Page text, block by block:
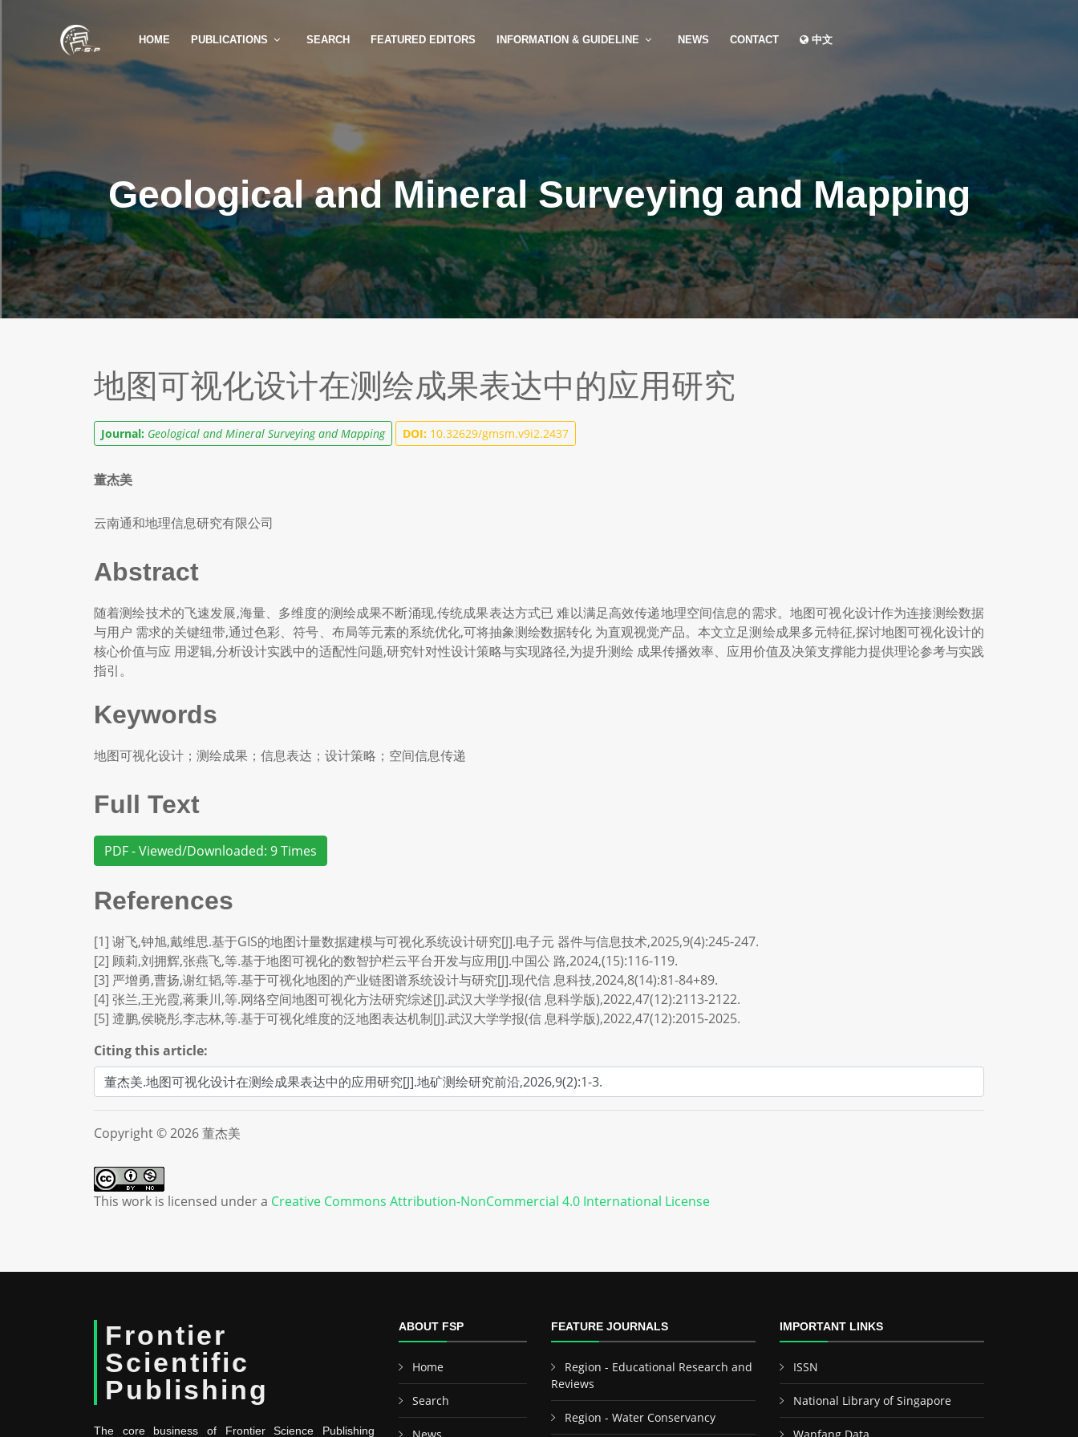
HOME PUBLICATIONS SEARCH FEATURED EDITORS INFORMATION & GUIDELINE NEWS CONTACT 中文
Geological and Mineral Surveying and Mapping
地图可视化设计在测绘成果表达中的应用研究
Journal: Geological and Mineral Surveying and Mapping DOI: 10.32629/gmsm.v9i2.2437
董杰美
云南通和地理信息研究有限公司
Abstract
随着测绘技术的飞速发展,海量、多维度的测绘成果不断涌现,传统成果表达方式已 难以满足高效传递地理空间信息的需求。地图可视化设计作为连接测绘数据
与用户 需求的关键纽带,通过色彩、符号、布局等元素的系统优化,可将抽象测绘数据转化 为直观视觉产品。本文立足测绘成果多元特征,探讨地图可视化设计的
核心价值与应 用逻辑,分析设计实践中的适配性问题,研究针对性设计策略与实现路径,为提升测绘 成果传播效率、应用价值及决策支撑能力提供理论参考与实践
指引。
Keywords
地图可视化设计；测绘成果；信息表达；设计策略；空间信息传递
Full Text
PDF - Viewed/Downloaded: 9 Times
References
[1] 谢飞,钟旭,戴维思.基于GIS的地图计量数据建模与可视化系统设计研究[J].电子元 器件与信息技术,2025,9(4):245-247.
[2] 顾莉,刘拥辉,张燕飞,等.基于地图可视化的数智护栏云平台开发与应用[J].中国公 路,2024,(15):116-119.
[3] 严增勇,曹扬,谢红韬,等.基于可视化地图的产业链图谱系统设计与研究[J].现代信 息科技,2024,8(14):81-84+89.
[4] 张兰,王光霞,蒋秉川,等.网络空间地图可视化方法研究综述[J].武汉大学学报(信 息科学版),2022,47(12):2113-2122.
[5] 遆鹏,侯晓彤,李志林,等.基于可视化维度的泛地图表达机制[J].武汉大学学报(信 息科学版),2022,47(12):2015-2025.
Citing this article:
Copyright © 2026 董杰美
This work is licensed under a Creative Commons Attribution-NonCommercial 4.0 International License
Frontier
Scientific
Publishing
The core business of Frontier Science Publishing
ABOUT FSP
Home
Search
FEATURE JOURNALS
Region - Educational Research and
Reviews
Region - Water Conservancy
IMPORTANT LINKS
ISSN
National Library of Singapore